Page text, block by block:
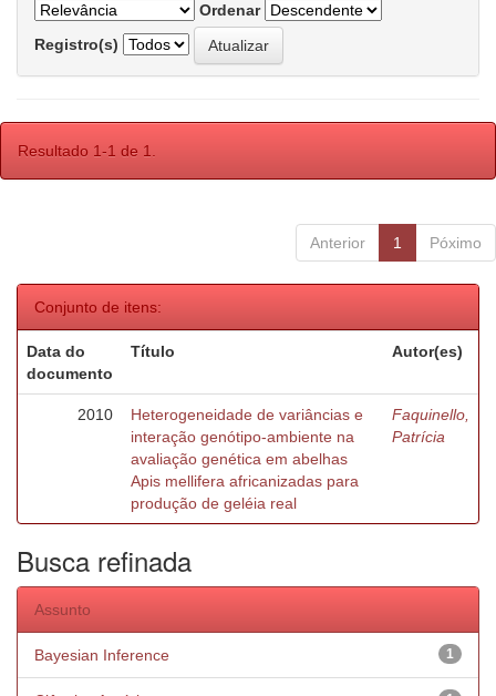
Ordenar
Registro(s)
Resultado 1-1 de 1.
Anterior 1 Póximo
Conjunto de itens:
Data do
documento
Título Autor(es)
2010
Heterogeneidade de variâncias e
interação genótipo-ambiente na
avaliação genética em abelhas
Apis mellifera africanizadas para
produção de geléia real
Faquinello,
Patrícia
Busca refinada
Assunto
1
Bayesian Inference